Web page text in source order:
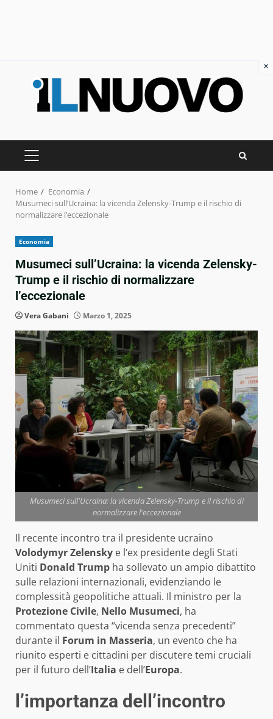
PRIMARY
Home
Economia
Musumeci sull’Ucraina: la vicenda Zelensky-Trump e il rischio di
normalizzare l’eccezionale
Economia
Musumeci sull’Ucraina: la vicenda Zelensky-
Trump e il rischio di normalizzare
l’eccezionale
Vera Gabani Marzo 1, 2025
Musumeci sull'Ucraina: la vicenda Zelensky-Trump e il rischio di
normalizzare l'eccezionale
Il recente incontro tra il presidente ucraino
Volodymyr Zelensky e l’ex presidente degli Stati
Uniti Donald Trump ha sollevato un ampio dibattito
sulle relazioni internazionali, evidenziando le
complessità geopolitiche attuali. Il ministro per la
Protezione Civile, Nello Musumeci, ha
commentato questa “vicenda senza precedenti”
durante il Forum in Masseria, un evento che ha
riunito esperti e cittadini per discutere temi cruciali
per il futuro dell’Italia e dell’Europa.
l’importanza dell’incontro
×